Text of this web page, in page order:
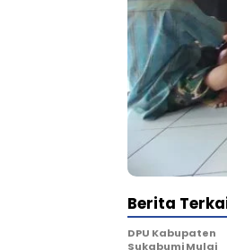
Berita
‎DPU Kabupaten
Sukabumi Mulai